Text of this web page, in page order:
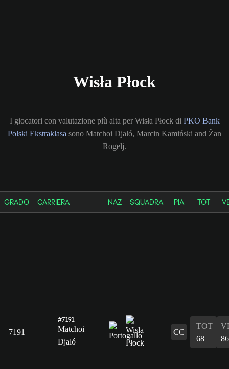
Wisła Płock
I giocatori con valutazione più alta per Wisła Płock di PKO Bank
Polski Ekstraklasa sono Matchoi Djaló, Marcin Kamiński and Žan
Rogelj.
GRADO CARRIERA NAZ SQUADRA PIA TOT
7191
#7191
Matchoi
Djaló
CC
TOT
68
86